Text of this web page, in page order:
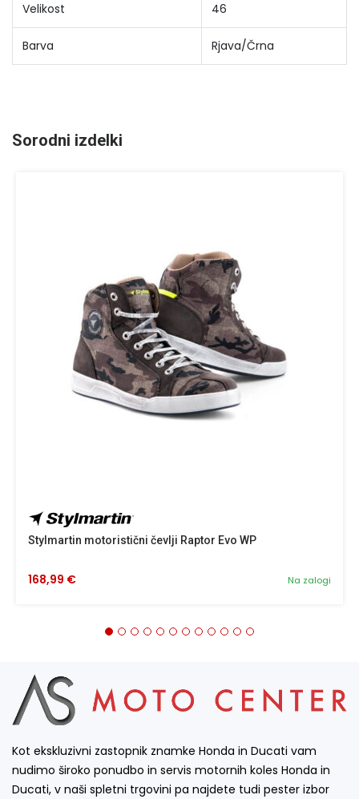
Velikost 46
Barva Rjava/Črna
Sorodni izdelki
Stylmartin motoristični čevlji Raptor Evo WP
Na zalogi
168,99 €
Kot ekskluzivni zastopnik znamke Honda in Ducati vam
nudimo široko ponudbo in servis motornih koles Honda in
Ducati, v naši spletni trgovini pa najdete tudi pester izbor